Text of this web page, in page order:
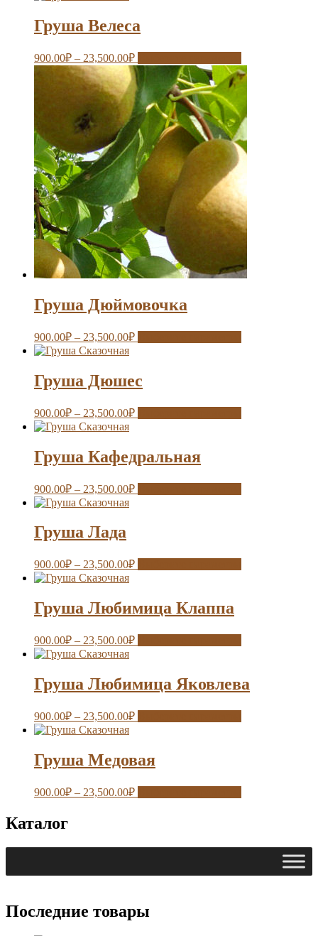
Груша Велеса
900.00₽ – 23,500.00₽
Груша Дюймовочка
900.00₽ – 23,500.00₽
Груша Дюшес
900.00₽ – 23,500.00₽
Груша Кафедральная
900.00₽ – 23,500.00₽
Груша Лада
900.00₽ – 23,500.00₽
Груша Любимица Клаппа
900.00₽ – 23,500.00₽
Груша Любимица Яковлева
900.00₽ – 23,500.00₽
Груша Медовая
900.00₽ – 23,500.00₽
Каталог
Последние товары